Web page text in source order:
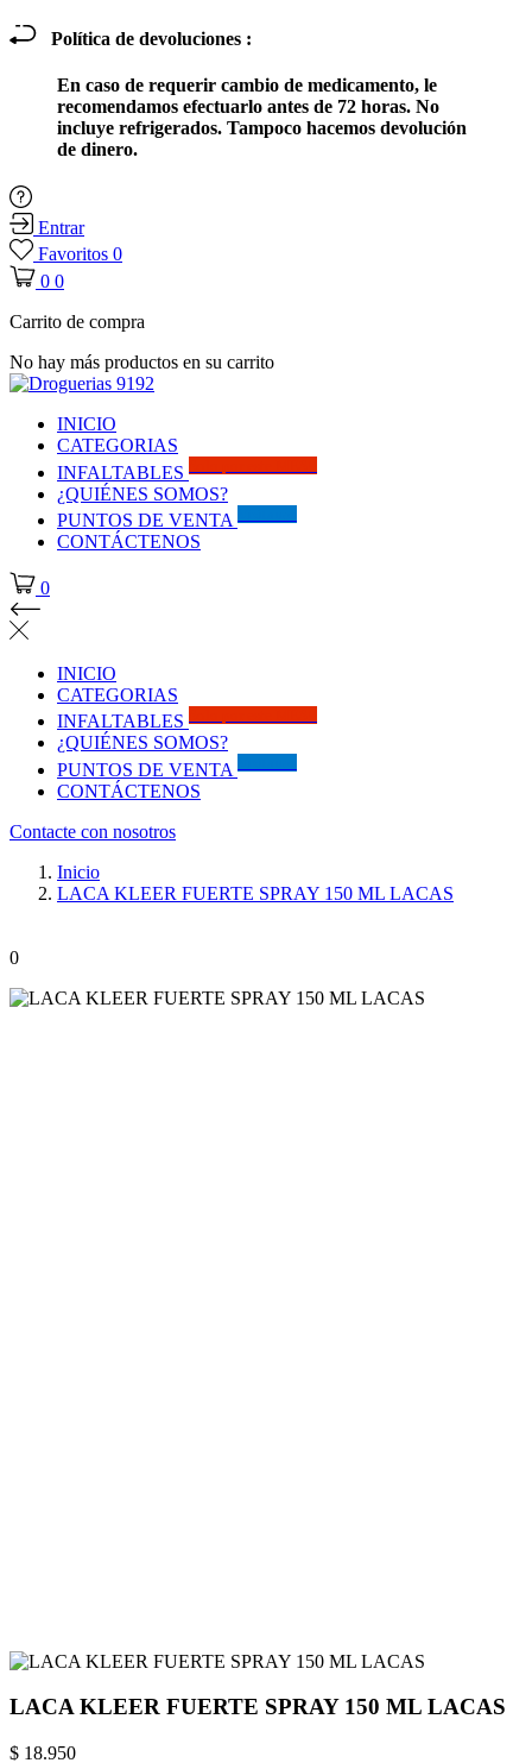
Política de devoluciones :
En caso de requerir cambio de medicamento, le
recomendamos efectuarlo antes de 72 horas. No
incluye refrigerados. Tampoco hacemos devolución
de dinero.
Entrar
Favoritos 0
0 0
Carrito de compra
No hay más productos en su carrito
INICIO
CATEGORIAS
INFALTABLES
¿QUIÉNES SOMOS?
PUNTOS DE VENTA
CONTÁCTENOS
0
INICIO
CATEGORIAS
INFALTABLES
¿QUIÉNES SOMOS?
PUNTOS DE VENTA
CONTÁCTENOS
Contacte con nosotros
Inicio
LACA KLEER FUERTE SPRAY 150 ML LACAS
0
LACA KLEER FUERTE SPRAY 150 ML LACAS
$ 18.950